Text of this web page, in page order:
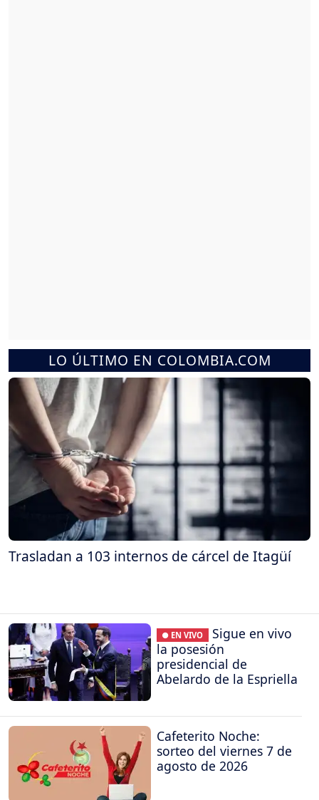
LO ÚLTIMO EN COLOMBIA.COM
Trasladan a 103 internos de cárcel de Itagüí
● EN VIVO
Sigue en vivo
la posesión
presidencial de
Abelardo de la Espriella
Cafeterito Noche:
sorteo del viernes 7 de
agosto de 2026